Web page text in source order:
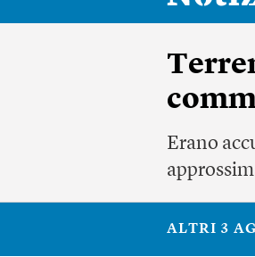
Erano
ALTRI 3